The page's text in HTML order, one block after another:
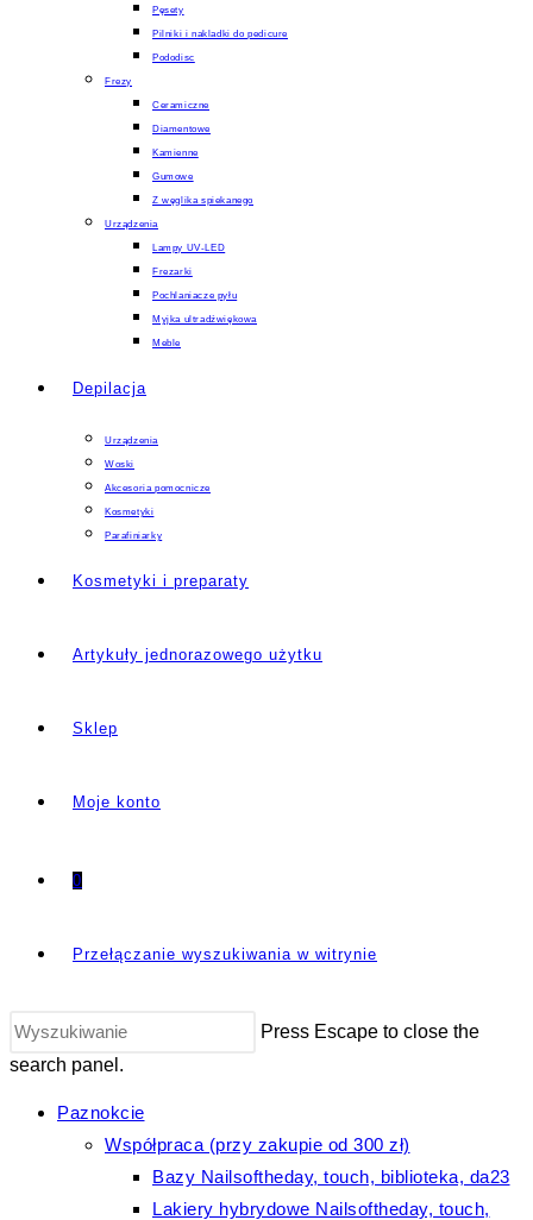
Pęsety
Pilniki i nakladki do pedicure
Pododisc
Frezy
Ceramiczne
Diamentowe
Kamienne
Gumowe
Z węglika spiekanego
Urządzenia
Lampy UV-LED
Frezarki
Pochlaniacze pyłu
Myjka ultradźwiękowa
Meble
Depilacja
Urządzenia
Woski
Akcesoria pomocnicze
Kosmetyki
Parafiniarky
Kosmetyki i preparaty
Artykuły jednorazowego użytku
Sklep
Moje konto
0
Przełączanie wyszukiwania w witrynie
Press Escape to close the
search panel.
Paznokcie
Współpraca (przy zakupie od 300 zł)
Bazy Nailsoftheday, touch, biblioteka, da23
Lakiery hybrydowe Nailsoftheday, touch,